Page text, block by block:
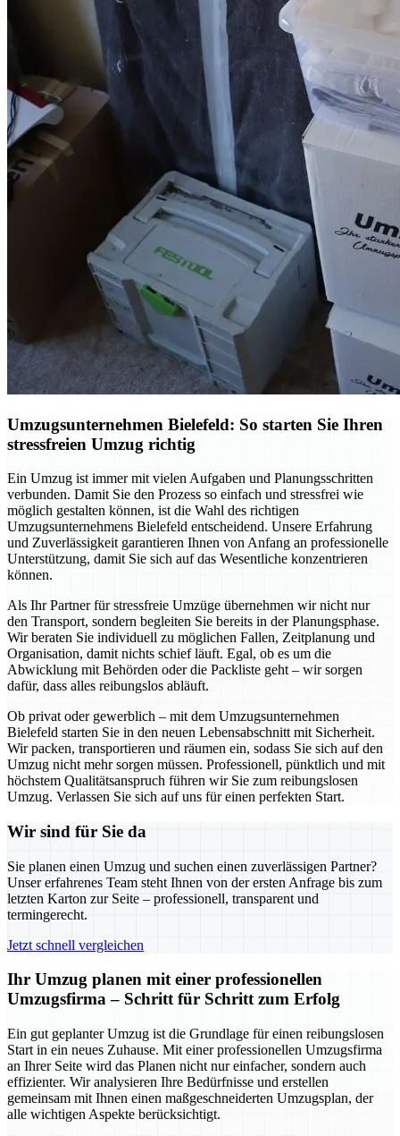
Umzugsunternehmen Bielefeld: So starten Sie Ihren
stressfreien Umzug richtig
Ein Umzug ist immer mit vielen Aufgaben und Planungsschritten
verbunden. Damit Sie den Prozess so einfach und stressfrei wie
möglich gestalten können, ist die Wahl des richtigen
Umzugsunternehmens Bielefeld entscheidend. Unsere Erfahrung
und Zuverlässigkeit garantieren Ihnen von Anfang an professionelle
Unterstützung, damit Sie sich auf das Wesentliche konzentrieren
können.
Als Ihr Partner für stressfreie Umzüge übernehmen wir nicht nur
den Transport, sondern begleiten Sie bereits in der Planungsphase.
Wir beraten Sie individuell zu möglichen Fallen, Zeitplanung und
Organisation, damit nichts schief läuft. Egal, ob es um die
Abwicklung mit Behörden oder die Packliste geht – wir sorgen
dafür, dass alles reibungslos abläuft.
Ob privat oder gewerblich – mit dem Umzugsunternehmen
Bielefeld starten Sie in den neuen Lebensabschnitt mit Sicherheit.
Wir packen, transportieren und räumen ein, sodass Sie sich auf den
Umzug nicht mehr sorgen müssen. Professionell, pünktlich und mit
höchstem Qualitätsanspruch führen wir Sie zum reibungslosen
Umzug. Verlassen Sie sich auf uns für einen perfekten Start.
Wir sind für Sie da
Sie planen einen Umzug und suchen einen zuverlässigen Partner?
Unser erfahrenes Team steht Ihnen von der ersten Anfrage bis zum
letzten Karton zur Seite – professionell, transparent und
termingerecht.
Jetzt schnell vergleichen
Ihr Umzug planen mit einer professionellen
Umzugsfirma – Schritt für Schritt zum Erfolg
Ein gut geplanter Umzug ist die Grundlage für einen reibungslosen
Start in ein neues Zuhause. Mit einer professionellen Umzugsfirma
an Ihrer Seite wird das Planen nicht nur einfacher, sondern auch
effizienter. Wir analysieren Ihre Bedürfnisse und erstellen
gemeinsam mit Ihnen einen maßgeschneiderten Umzugsplan, der
alle wichtigen Aspekte berücksichtigt.